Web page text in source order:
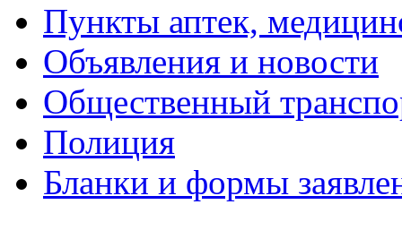
Пункты аптек,
Объявления и новости
Общественный
Полиция
Бланки и формы